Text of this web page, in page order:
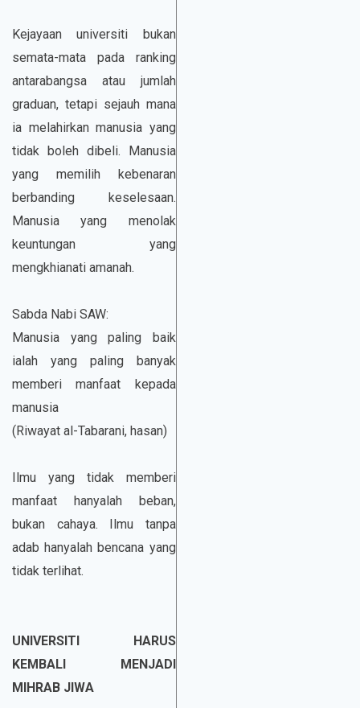
Kejayaan universiti bukan
semata-mata pada ranking
antarabangsa atau jumlah
graduan, tetapi sejauh mana
ia melahirkan manusia yang
tidak boleh dibeli. Manusia
yang memilih kebenaran
berbanding keselesaan.
Manusia yang menolak
keuntungan yang
mengkhianati amanah.
Sabda Nabi SAW:
Manusia yang paling baik
ialah yang paling banyak
memberi manfaat kepada
manusia
(Riwayat al-Tabarani, hasan)
Ilmu yang tidak memberi
manfaat hanyalah beban,
bukan cahaya. Ilmu tanpa
adab hanyalah bencana yang
tidak terlihat.
UNIVERSITI HARUS
KEMBALI MENJADI
MIHRAB JIWA